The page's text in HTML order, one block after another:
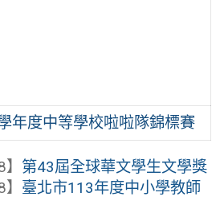
年度中等學校啦啦隊錦標賽
第43屆全球華文學生文學獎
臺北市113年度中小學教師